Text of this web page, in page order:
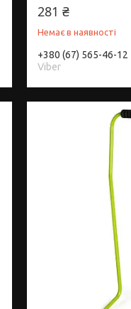
281 ₴
Немає в наявності
+380 (67) 565-46-12
Viber